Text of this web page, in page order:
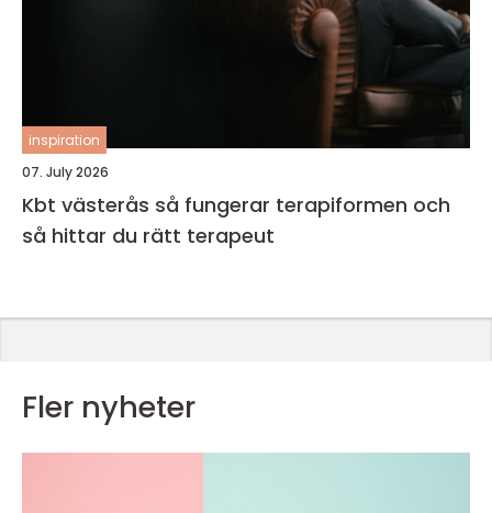
inspiration
07. July 2026
Kbt västerås så fungerar terapiformen och
så hittar du rätt terapeut
Fler nyheter